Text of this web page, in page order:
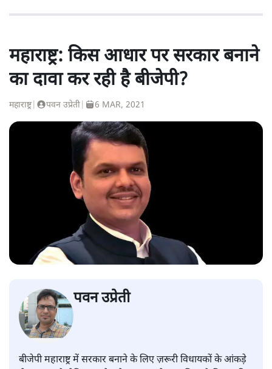
महाराष्ट्र: किस आधार पर सरकार बनाने
का दावा कर रही है बीजेपी?
महाराष्ट्र| पवन उप्रेती 6 MAR, 2021
पवन उप्रेती
बीजेपी महाराष्ट्र में सरकार बनाने के लिए ज़रूरी विधायकों के आंकड़े